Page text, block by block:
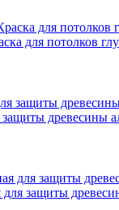
для потолков
древесины
для защиты